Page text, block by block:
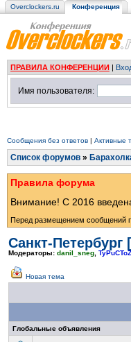
Overclockers.ru Конференция
ПРАВИЛА КОНФЕРЕНЦИИ |
Имя пользователя:
Сообщения без ответов | Активные
Список форумов »
Правила форума
Внимание! С 2016
Перед размещением сообщений
Санкт-Петербург
Модераторы: danil_sneg TyPuCToZ
Новая тема
Глобальные объявления